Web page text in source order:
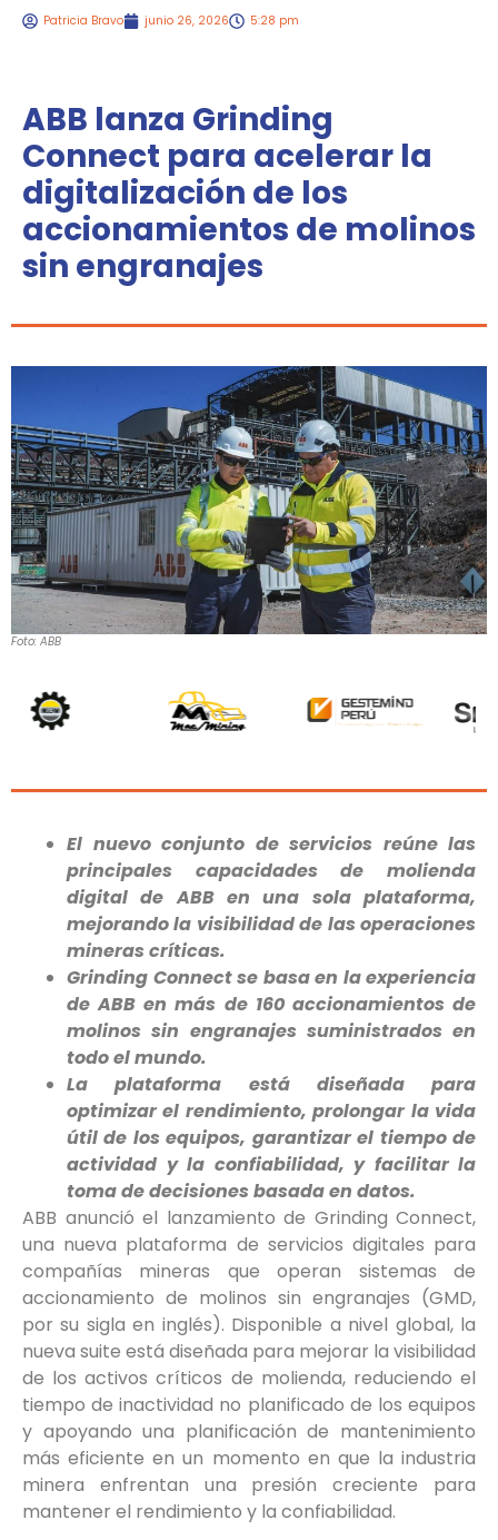
Patricia Bravo junio 26, 2026 5:28 pm
ABB lanza Grinding
Connect para acelerar la
digitalización de los
accionamientos de molinos
sin engranajes
Foto: ABB
El nuevo conjunto de servicios reúne las
principales capacidades de molienda
digital de ABB en una sola plataforma,
mejorando la visibilidad de las operaciones
mineras críticas.
Grinding Connect se basa en la experiencia
de ABB en más de 160 accionamientos de
molinos sin engranajes suministrados en
todo el mundo.
La plataforma está diseñada para
optimizar el rendimiento, prolongar la vida
útil de los equipos, garantizar el tiempo de
actividad y la confiabilidad, y facilitar la
toma de decisiones basada en datos.
ABB anunció el lanzamiento de Grinding Connect,
una nueva plataforma de servicios digitales para
compañías mineras que operan sistemas de
accionamiento de molinos sin engranajes (GMD,
por su sigla en inglés). Disponible a nivel global, la
nueva suite está diseñada para mejorar la visibilidad
de los activos críticos de molienda, reduciendo el
tiempo de inactividad no planificado de los equipos
y apoyando una planificación de mantenimiento
más eficiente en un momento en que la industria
minera enfrentan una presión creciente para
mantener el rendimiento y la confiabilidad.